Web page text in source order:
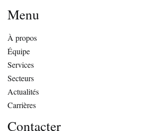
Menu
À propos
Équipe
Services
Secteurs
Actualités
Carrières
Contacter